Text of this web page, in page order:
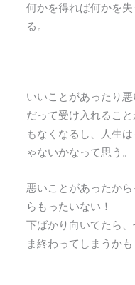
何かを得れば何かを
る。
いいことがあったり
だって受け入れるこ
もなくなるし、人生
ゃないかなって思う。
悪いことがあったか
らもったいない！
下ばかり向いてたら
ま終わってしまうかも